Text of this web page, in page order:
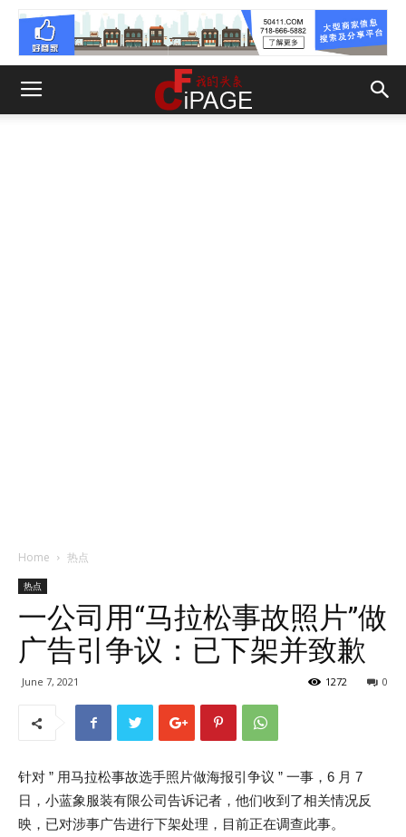
Home 热点
热点
一公司用“马拉松事故照片”做
广告引争议：已下架并致歉
June 7, 2021 0
1272
针对 ” 用马拉松事故选手照片做海报引争议 ” 一事，6 月 7
日，小蓝象服装有限公司告诉记者，他们收到了相关情况反
映，已对涉事广告进行下架处理，目前正在调查此事。